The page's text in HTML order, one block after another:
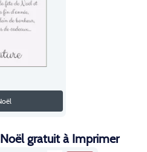
gratuit à Imprimer